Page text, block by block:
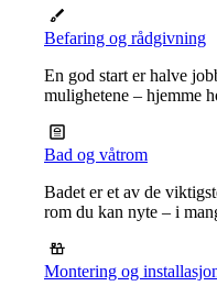
Befaring og rådgivning
En god start er halve
mulighetene – hjemme
Bad og våtrom
Badet er et av de
rom du kan nyte – i
Montering og